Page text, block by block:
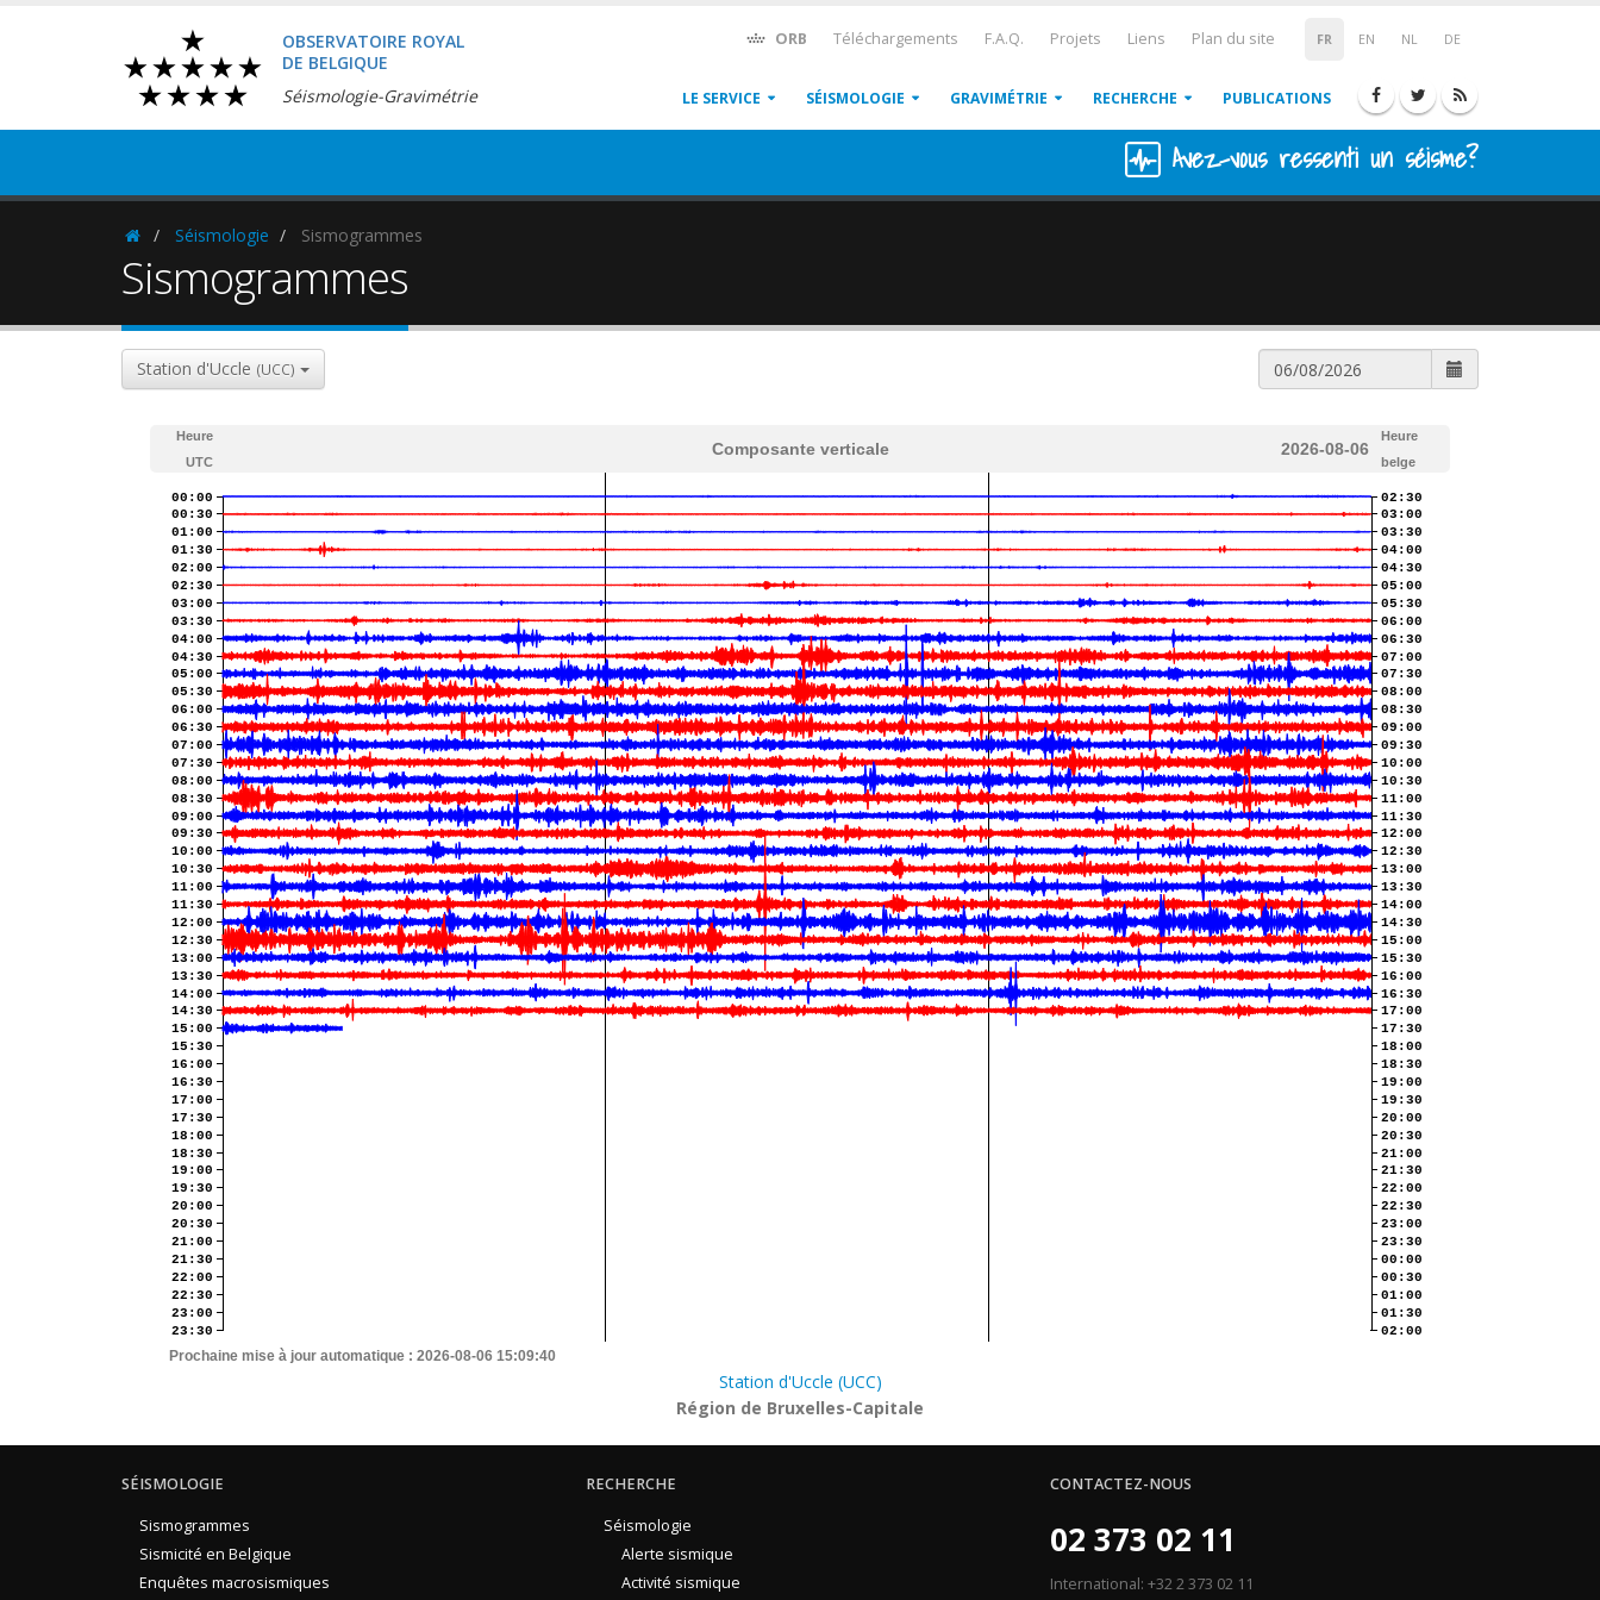
OBSERVATOIRE ROYAL
DE BELGIQUE
Séismologie-Gravimétrie
FR EN NL DE
ORB Téléchargements F.A.Q. Projets Liens Plan du site
LE SERVICE SÉISMOLOGIE GRAVIMÉTRIE RECHERCHE PUBLICATIONS
Avez-vous ressenti un séisme?
HomepageSéismologie Sismogrammes
Sismogrammes
Station d'Uccle (UCC)
Heure
UTC
Composante verticale 2026-08-06
Heure
belge
00:00
00:30
01:00
01:30
02:00
02:30
03:00
03:30
04:00
04:30
05:00
05:30
06:00
06:30
07:00
07:30
08:00
08:30
09:00
09:30
10:00
10:30
11:00
11:30
12:00
12:30
13:00
13:30
14:00
14:30
15:00
15:30
16:00
16:30
17:00
17:30
18:00
18:30
19:00
19:30
20:00
20:30
21:00
21:30
22:00
22:30
23:00
23:30
02:30
03:00
03:30
04:00
04:30
05:00
05:30
06:00
06:30
07:00
07:30
08:00
08:30
09:00
09:30
10:00
10:30
11:00
11:30
12:00
12:30
13:00
13:30
14:00
14:30
15:00
15:30
16:00
16:30
17:00
17:30
18:00
18:30
19:00
19:30
20:00
20:30
21:00
21:30
22:00
22:30
23:00
23:30
00:00
00:30
01:00
01:30
02:00
Prochaine mise à jour automatique : 2026-08-06 15:09:40
Station d'Uccle (UCC)
Région de Bruxelles-Capitale
SÉISMOLOGIE
Sismogrammes
Sismicité en Belgique
Enquêtes macrosismiques
RECHERCHE
Séismologie
Alerte sismique
Activité sismique
CONTACTEZ-NOUS
02 373 02 11
International: +32 2 373 02 11